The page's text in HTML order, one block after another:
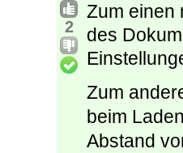
2
Zum einen
des
Zum
beim
Abstand